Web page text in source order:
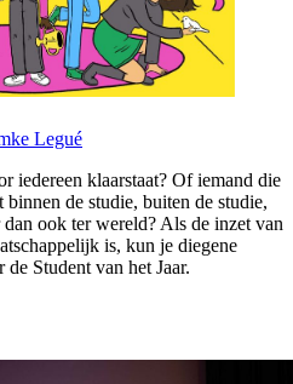
Legué
iedereen klaarstaat? Of iemand die
binnen de studie, buiten de studie,
ook ter wereld? Als de inzet van
is, kun je diegene
Student van het Jaar.